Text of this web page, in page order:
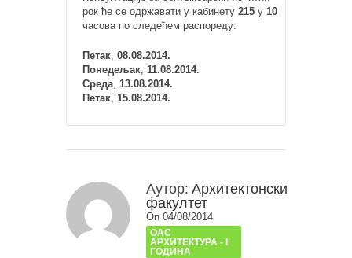
рок ће се одржавати у кабинету 215 у 10
часова по следећем распореду:
Петак, 08.08.2014.
Понедељак, 11.08.2014.
Среда, 13.08.2014.
Петак, 15.08.2014.
Аутор: Архитектонски
факултет
On 04/08/2014
ОАС
АРХИТЕКТУРА - I
ГОДИНА